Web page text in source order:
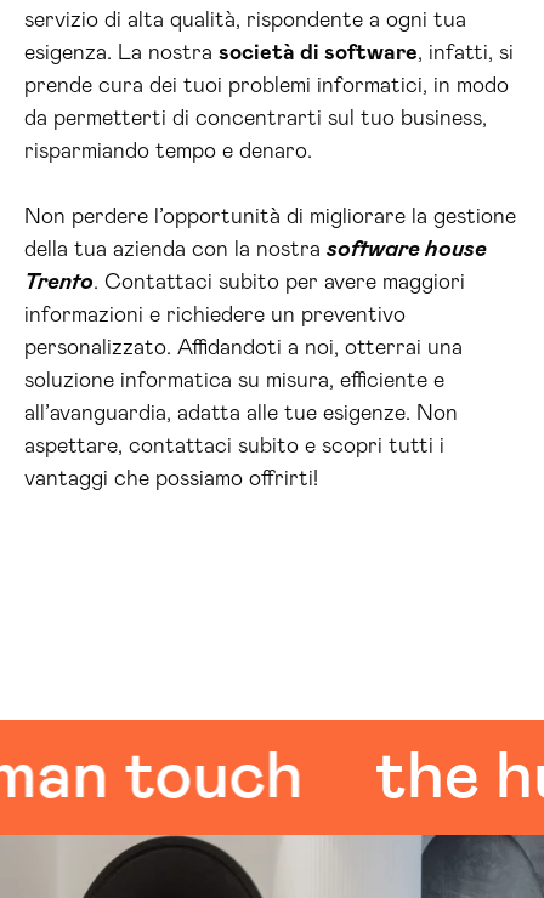
servizio di alta qualità, rispondente a ogni tua
esigenza. La nostra società di software, infatti, si
prende cura dei tuoi problemi informatici, in modo
da permetterti di concentrarti sul tuo business,
risparmiando tempo e denaro.
Non perdere l’opportunità di migliorare la gestione
della tua azienda con la nostra software house
Trento. Contattaci subito per avere maggiori
informazioni e richiedere un preventivo
personalizzato. Affidandoti a noi, otterrai una
soluzione informatica su misura, efficiente e
all’avanguardia, adatta alle tue esigenze. Non
aspettare, contattaci subito e scopri tutti i
vantaggi che possiamo offrirti!
touch the